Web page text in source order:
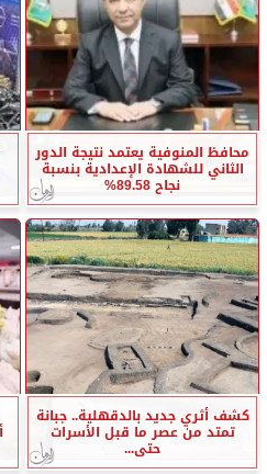
محافظ المنوفية يعتمد نتيجة الدور
الثاني للشهادة الإعدادية بنسبة
نجاح 89.58%
كشف أثري جديد بالدقهلية.. جبانة
تمتد من عصر ما قبل الأسرات
حتى...